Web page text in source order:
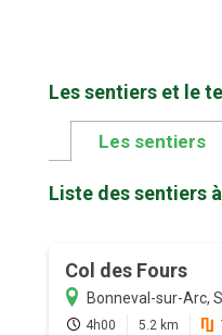
Les sentiers et le
Les sentiers
Liste des sentiers
Col des Fours
Bonneval-sur-Arc,
4h00 5.2 km